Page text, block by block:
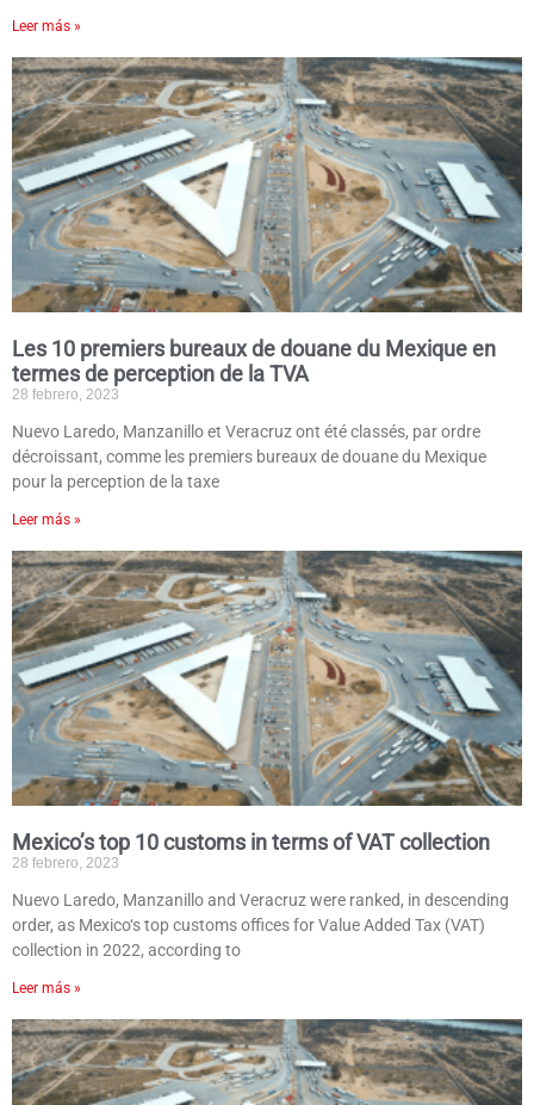
Leer más »
Les 10 premiers bureaux de douane du Mexique en
termes de perception de la TVA
28 febrero, 2023
Nuevo Laredo, Manzanillo et Veracruz ont été classés, par ordre
décroissant, comme les premiers bureaux de douane du Mexique
pour la perception de la taxe
Leer más »
Mexico’s top 10 customs in terms of VAT collection
28 febrero, 2023
Nuevo Laredo, Manzanillo and Veracruz were ranked, in descending
order, as Mexico‘s top customs offices for Value Added Tax (VAT)
collection in 2022, according to
Leer más »